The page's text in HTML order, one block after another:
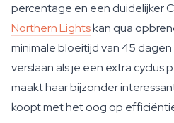
percentage en een duidelijker
Northern Lightskan qua
minimale bloeitijd van 45 dagen
verslaan als je een extra cyclus
maakt haar bijzonder
koopt met het oog op